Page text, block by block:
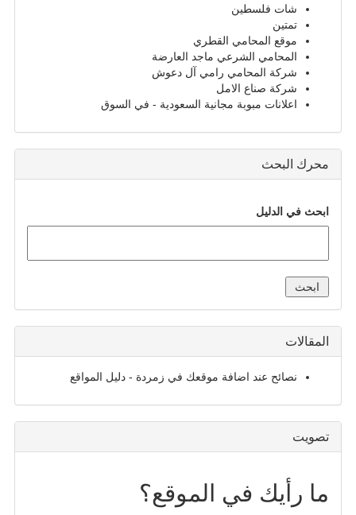
شات فلسطين
تمتين
موقع المحامي القطري
المحامي الشرعي ماجد العارضة
شركة المحامي رامي آل دعوش
شركة صناع الامل
اعلانات مبوبة مجانية السعودية - في السوق
محرك البحث
ابحث في الدليل
المقالات
نصائح عند اضافة موقعك في زمردة - دليل المواقع
تصويت
ما رأيك في الموقع؟